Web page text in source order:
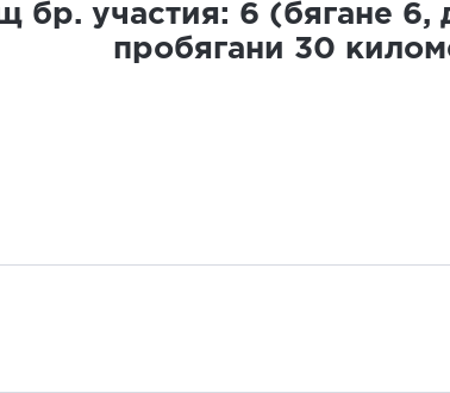
бр. участия: 6 (бягане 6,
пробягани 30